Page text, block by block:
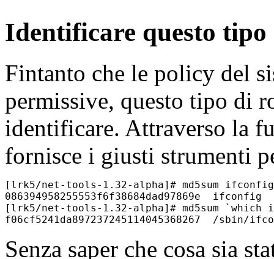
Identificare questo
Fintanto che le policy del
permissive, questo tipo di
identificare. Attraverso la
fornisce i giusti strumenti
[lrk5/net-tools-1.32-alpha]# md5sum ifconfig
086394958255553f6f38684dad97869e  ifconfig
[lrk5/net-tools-1.32-alpha]# md5sum `which
Senza saper che cosa sia